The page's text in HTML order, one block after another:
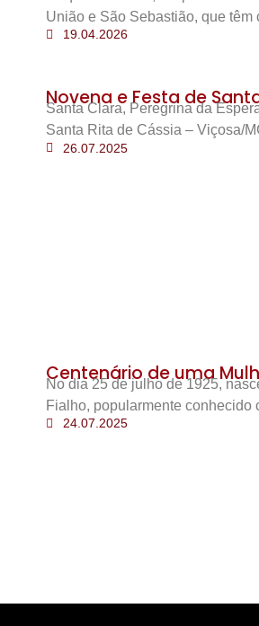
União e São Sebastião, que têm
19.04.2026
Novena e Festa de
Santa Clara, Peregrina da
Santa Rita de Cássia – Viçosa/
26.07.2025
Centenário de uma
No dia 25 de julho de 1925,
Fialho, popularmente conhecido
24.07.2025